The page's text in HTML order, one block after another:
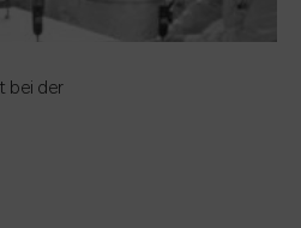
bei der